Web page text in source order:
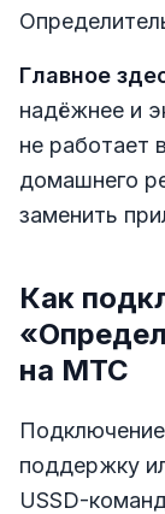
Главное
надёжнее и
не работает
домашнего
заменить
Как
на МТС
поддержку
USSD-